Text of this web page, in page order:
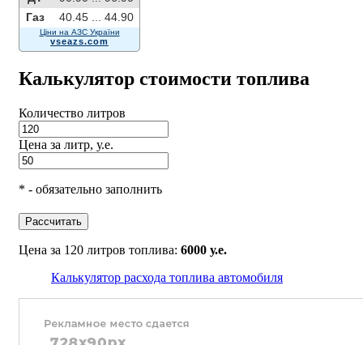
Газ
40.45 ... 44.90
Ціни на АЗС України
vseazs.com
Калькулятор стоимости топлива
Количество литров
Цена за литр, у.е.
* - обязательно заполнить
Рассчитать
Цена за 120 литров топлива: 6000 у.е.
Калькулятор расхода топлива автомобиля